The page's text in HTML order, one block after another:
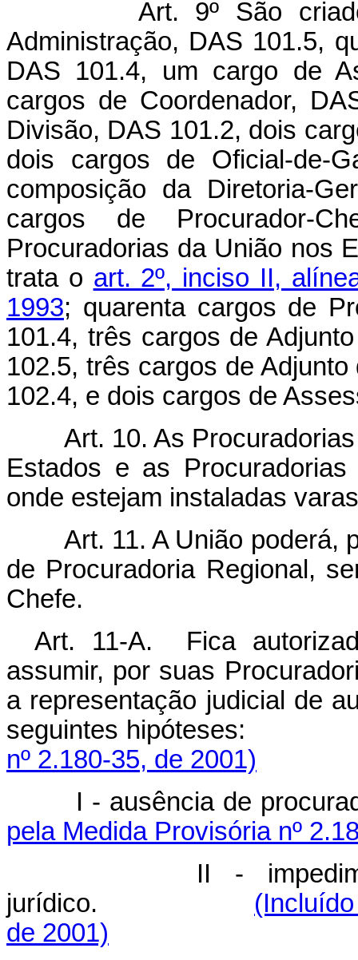
Art. 9º São
Administração, DAS 101.5,
DAS 101.4, um cargo de
cargos de Coordenador,
Divisão, DAS 101.2, dois
dois cargos de Oficial-de-
composição da Diretoria-
cargos de Procurador-
Procuradorias da União nos
trata o art. 2º, inciso II,
1993; quarenta cargos de
101.4, três cargos de
102.5, três cargos de
102.4, e dois cargos de
Art. 10. As
Estados e as
onde estejam instaladas
Art. 11. A União poderá,
de Procuradoria Regional,
Chefe.
Art. 11-A. Fica
assumir, por suas
a representação judicial de
seguintes
nº 2.180-35, de 2001)
I - ausência de
pela Medida Provisória nº
II -
jurídico.
de 2001)